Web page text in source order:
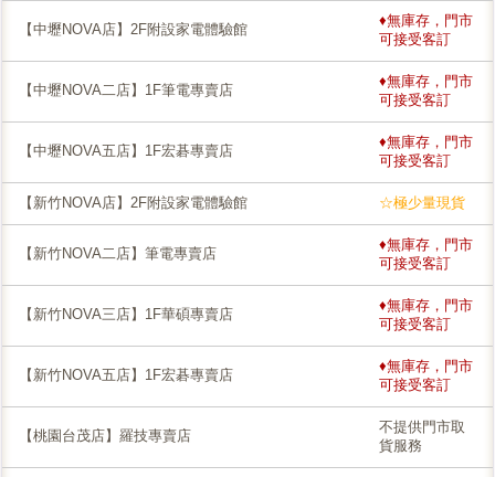
【中壢NOVA店】2F附設家電體驗館
♦無庫存，門市
可接受客訂
【中壢NOVA二店】1F筆電專賣店
♦無庫存，門市
可接受客訂
【中壢NOVA五店】1F宏碁專賣店
♦無庫存，門市
可接受客訂
【新竹NOVA店】2F附設家電體驗館 ☆極少量現貨
【新竹NOVA二店】筆電專賣店
♦無庫存，門市
可接受客訂
【新竹NOVA三店】1F華碩專賣店
♦無庫存，門市
可接受客訂
【新竹NOVA五店】1F宏碁專賣店
♦無庫存，門市
可接受客訂
【桃園台茂店】羅技專賣店
不提供門市取
貨服務